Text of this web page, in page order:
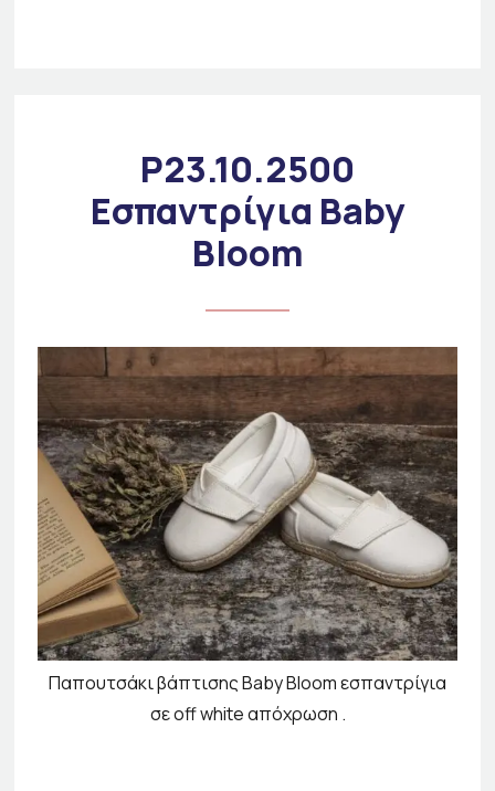
P23.10.2500
Εσπαντρίγια Baby
Bloom
Παπουτσάκι βάπτισης Baby Bloom εσπαντρίγια
σε off white απόχρωση .